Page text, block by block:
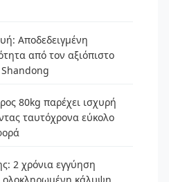
Αποδεδειγμένη
από τον αξιόπιστο
80kg παρέχει ισχυρή
ταυτόχρονα εύκολο
2 χρόνια εγγύηση